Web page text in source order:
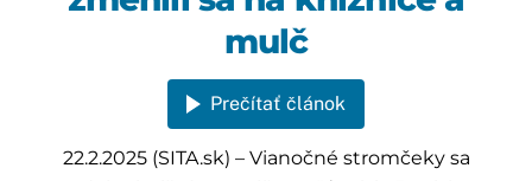
mulč
Prečítať článok
22.2.2025 (SITA.sk) – Vianočné stromčeky sa